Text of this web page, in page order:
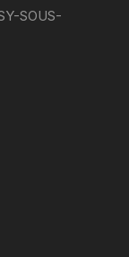
SOUS-